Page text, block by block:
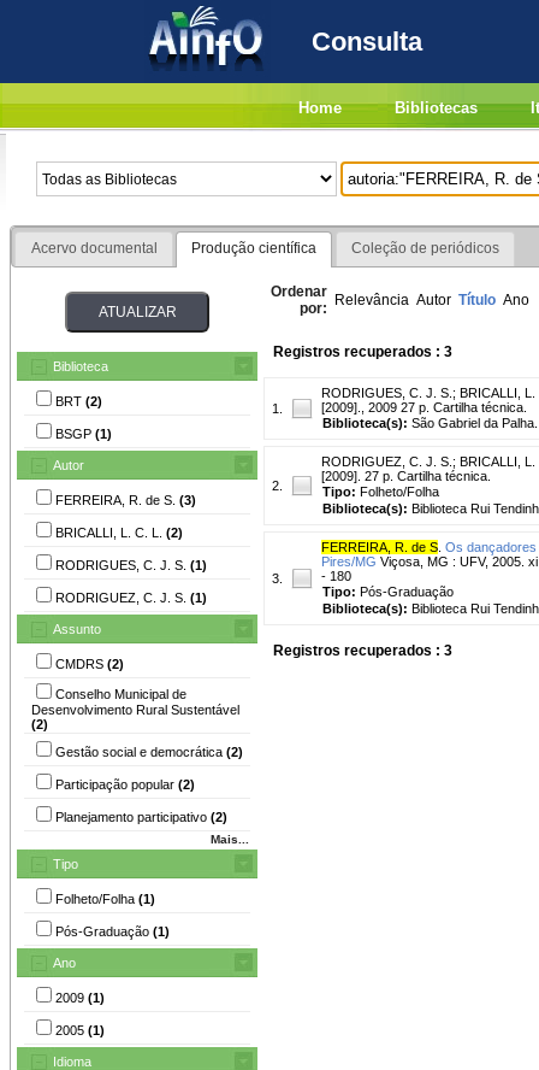
Consulta
Home Bibliotecas
Acervo documental Produção científica Coleção de periódicos
Biblioteca
BRT (2)
BSGP (1)
Autor
FERREIRA, R. de S. (3)
BRICALLI, L. C. L. (2)
RODRIGUES, C. J. S. (1)
RODRIGUEZ, C. J. S. (1)
Assunto
CMDRS (2)
Conselho Municipal de
Desenvolvimento Rural Sustentável
(2)
Gestão social e democrática (2)
Participação popular (2)
Planejamento participativo (2)
Mais...
Tipo
Folheto/Folha (1)
Pós-Graduação (1)
Ano
2009 (1)
2005 (1)
Idioma
Ordenar
por: Relevância Autor Título Ano
Registros recuperados : 3
1.
RODRIGUES, C. J. S. ; BRICALLI, L.
[2009]., 2009 27 p. Cartilha técnica.
Biblioteca(s): São Gabriel da Palha.
2.
RODRIGUEZ, C. J. S. ; BRICALLI, L.
[2009]. 27 p. Cartilha técnica.
Tipo: Folheto/Folha
Biblioteca(s): Biblioteca Rui
3.
FERREIRA, R. de S Os dançadores
Pires/MG Viçosa, MG : UFV, 2005.
- 180
Tipo: Pós-Graduação
Biblioteca(s): Biblioteca Rui
Registros recuperados : 3